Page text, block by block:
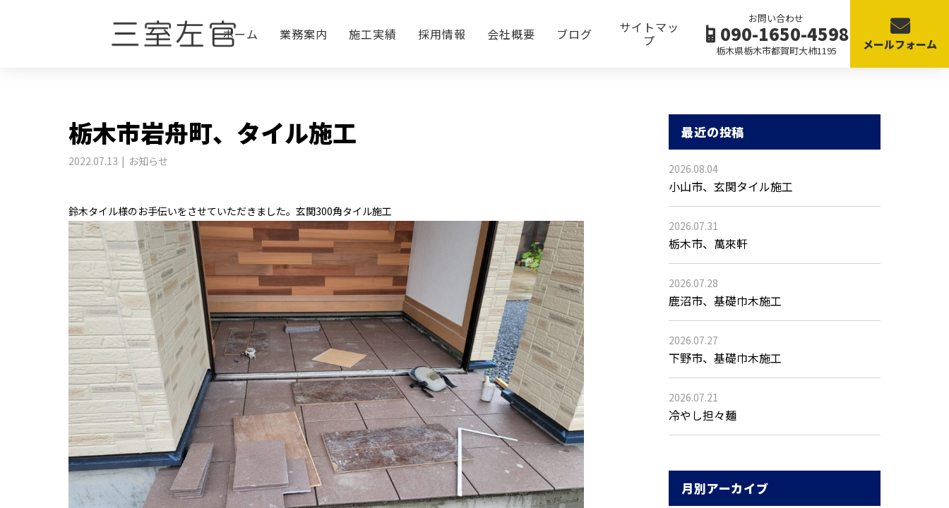
ホーム 業務案内 施工実績 採用情報 会社概要 ブログ サイトマッ
プ
お問い合わせ
090-1650-4598
栃木県栃木市都賀町大柿1195 メールフォーム
BLOG
BLOG お知らせ 栃木市岩舟町、タイル施工
栃木市岩舟町、タイル施工
2022.07.13 お知らせ
鈴木タイル様のお手伝いをさせていただきました。玄関300角タイル施工
最近の投稿
2026.08.04
小山市、玄関タイル施工
2026.07.31
栃木市、萬來軒
2026.07.28
鹿沼市、基礎巾木施工
2026.07.27
下野市、基礎巾木施工
2026.07.21
冷やし担々麺
月別アーカイブ